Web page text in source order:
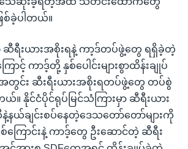
စ်ခဲ့ပါတယ်။
ဆီရီးယားအစိုးရနဲ့ ကာ့ဒ်တပ်ဖွဲ့တွေ ရရှိခဲ့တဲ့
င့် ကာဒ့်တို့ နှစ်ပေါင်းများစွာထိန်းချုပ်
တွင်း ဆီးရီးယားအစိုးရတပ်ဖွဲ့တွေ တပ်စွဲ
ယ်။ နိုင်ငံပိုင်ရုပ်မြင်သံကြားမှာ ဆီရီးယား
ချင်းစပ်နေတဲ့ဒေသတော်တော်များကို
စ်ကြောင်းနဲ့ ကာဒ့်တွေ ဦးဆောင်တဲ့ ဆီရီး